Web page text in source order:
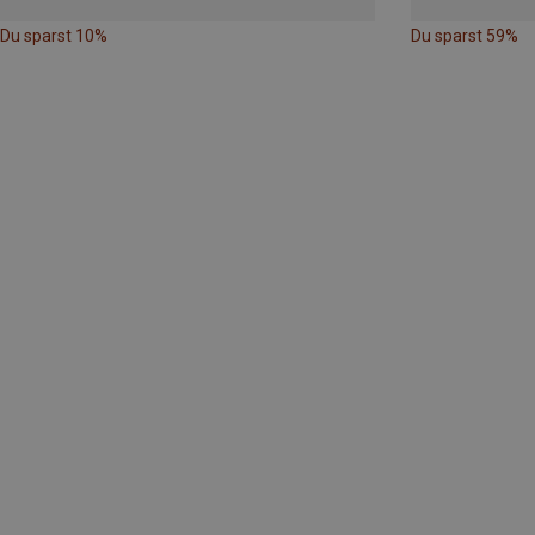
Du sparst 10% Du sparst 59%